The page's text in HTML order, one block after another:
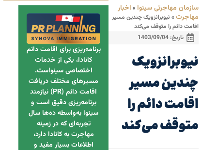
سازمان مهاجرتی سینوا » اخبار
مهاجرت » نیوبرانزویک چندین مسیر
اقامت دائم را متوقف می‌کند
تاریخ:1403/09/04
نیوبرانزویک
چندین مسیر
اقامت دائم را
متوقف می‌کند
برنامه‌ریزی برای اقامت دائم
کانادا، یکی از خدمات
اختصاصی سینواست.
مسیرهای مختلف دریافت
اقامت دائم (PR) نیازمند
برنامه‌ریزی دقیق است و
سینوا به‌واسطه ده‌ها سال
تجربه‌ای که در زمینه
مهاجرت به کانادا دارد،
اطلاعات بسیار مفید و